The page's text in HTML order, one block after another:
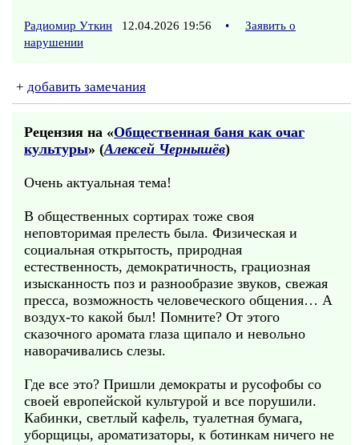
Радиомир Уткин 12.04.2026 19:56 •
Заявить о
нарушении
+ добавить замечания
Рецензия на «Общественная баня как очаг
культуры» (Алексей Чернышёв)
Очень актуальная тема!
В общественных сортирах тоже своя
неповторимая прелесть была. Физическая и
социальная открытость, природная
естественность, демократичность, грациозная
изысканность поз и разнообразие звуков, свежая
пресса, возможность человеческого общения… А
воздух-то какой был! Помните? От этого
сказочного аромата глаза щипало и невольно
наворачивались слезы.
Где все это? Пришли демократы и русофобы со
своей европейской культурой и все порушили.
Кабинки, светлый кафель, туалетная бумага,
уборщицы, ароматизаторы, к ботинкам ничего не